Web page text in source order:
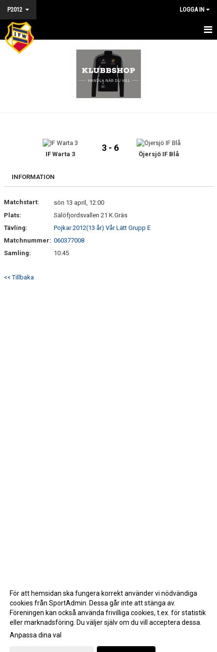
P2012 LOGGA IN
HEM - P2012
DOKUMENT
IF Warta 3
3 - 6
Öjersjö IF Blå
INFORMATION
Matchstart:
sön 13 april, 12:00
Plats:
Sälöfjordsvallen 21 K.Gräs
Tävling:
Pojkar 2012(13 år) Vår Lätt Grupp E
Matchnummer: 060377008
Samling:
10:45
<< Tillbaka
Gå till Webbversion
För att hemsidan ska fungera korrekt använder vi nödvändiga
cookies från SportAdmin. Dessa går inte att stänga av.
Föreningen kan också använda frivilliga cookies, t.ex. för statistik
eller marknadsföring. Du väljer själv om du vill acceptera dessa.
Anpassa dina val